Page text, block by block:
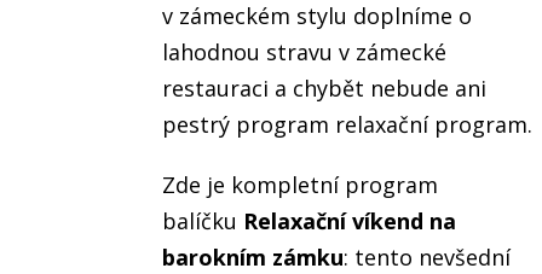
v zámeckém stylu doplníme o
lahodnou stravu v zámecké
restauraci a chybět nebude ani
pestrý program relaxační program.
Zde je kompletní program
balíčku Relaxační víkend na
barokním zámku: tento nevšední